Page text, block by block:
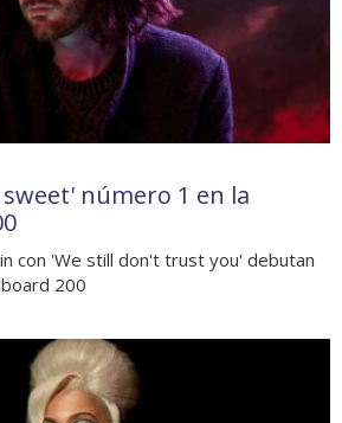
número 1 en la
con 'We still don't trust you' debutan
200